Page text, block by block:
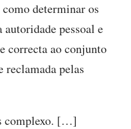
determinar os
pessoal e
correcta ao conjunto
reclamada pelas
complexo. […]